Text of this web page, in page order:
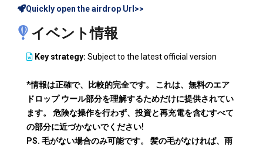
Quickly open the airdrop Url>>
イベント情報
Key strategy: Subject to the latest official version
*情報は正確で、比較的完全です。 これは、無料のエア
ドロップ ウール部分を理解するためだけに提供されてい
ます。 危険な操作を行わず、投資と再充電を含むすべて
の部分に近づかないでください!
PS. 毛がない場合のみ可能です。 髪の毛がなければ、雨